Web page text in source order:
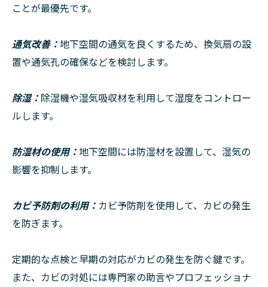
ことが最優先です。
通気改善：地下空間の通気を良くするため、換気扇の設
置や通気孔の確保などを検討します。
除湿： 除湿機や湿気吸収材を利用して湿度をコントロー
ルします。
防湿材の使用：地下空間には防湿材を設置して、湿気の
影響を抑制します。
カビ予防剤の利用： カビ予防剤を使用して、カビの発生
を防ぎます。
定期的な点検と早期の対応がカビの発生を防ぐ鍵です。
また、カビの対処には専門家の助言やプロフェッショナ